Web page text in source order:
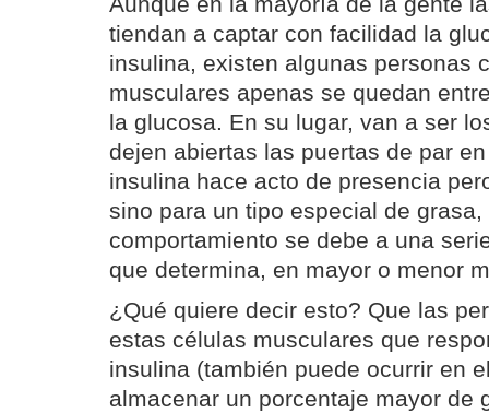
tiendan a captar con facilidad la
insulina, existen algunas personas
musculares apenas se quedan
la glucosa. En su lugar, van a ser
dejen abiertas las puertas de par
insulina hace acto de presencia
sino para un tipo especial de
comportamiento se debe a una
que determina, en mayor o menor
¿Qué quiere decir esto? Que las
estas células musculares que
insulina (también puede ocurrir en
almacenar un porcentaje mayor de